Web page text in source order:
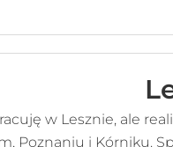
w Lesznie, ale
Poznaniu i Kórniku.